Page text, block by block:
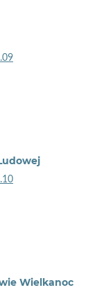
Wielkanoc